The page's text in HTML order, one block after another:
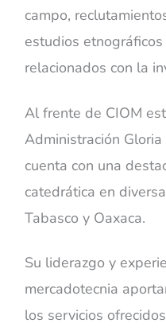
campo,
estudios
relacionados con la
Al frente de CIOM
Administración
cuenta con una
catedrática en
Tabasco y Oaxaca.
Su liderazgo y
mercadotecnia
los servicios